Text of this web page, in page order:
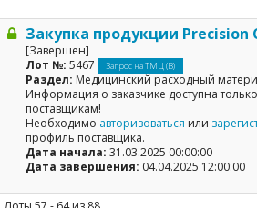
Закупка продукции Precision
[Завершен]
Лот №: 5467 Запрос на ТМЦ (В)
Раздел: Медицинский расходный
Информация о заказчике доступна
поставщикам!
Необходимо авторизоваться или
профиль поставщика.
Дата начала: 31.03.2025 00:00:00
Дата завершения: 04.04.2025 12:00:00